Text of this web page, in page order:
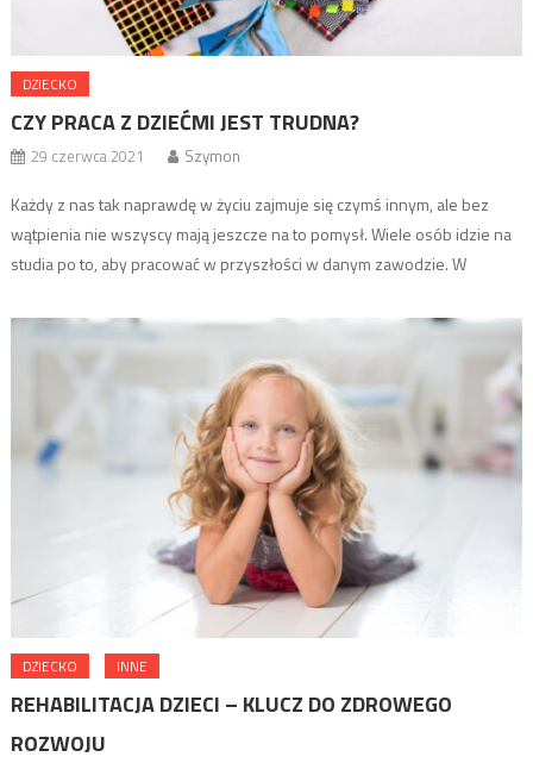
DZIECKO
CZY PRACA Z DZIEĆMI JEST TRUDNA?
29 czerwca 2021 Szymon
Każdy z nas tak naprawdę w życiu zajmuje się czymś innym, ale bez
wątpienia nie wszyscy mają jeszcze na to pomysł. Wiele osób idzie na
studia po to, aby pracować w przyszłości w danym zawodzie. W
zdecydować się na prowadzenie w swojej […]
DZIECKO INNE
REHABILITACJA DZIECI – KLUCZ DO ZDROWEGO
ROZWOJU